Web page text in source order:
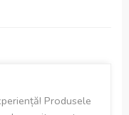
Produsele